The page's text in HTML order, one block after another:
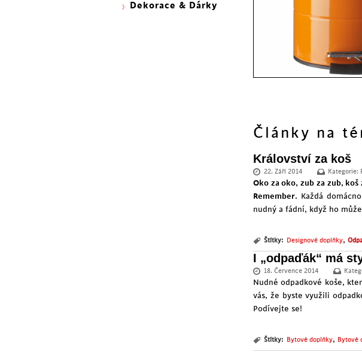
Články na
Království za koš
22. Září 2014 Kategorie:
Oko za oko, zub za zub,
Remember. Každá
nudný a fádní, když ho
Štítky: Designové doplňky,
I „odpaďák“ má
18. Července 2014
Nudné odpadkové koše,
vás, že byste využili
Podívejte se!
Štítky: Bytové doplňky, Bytové
Dekorace & Dárky